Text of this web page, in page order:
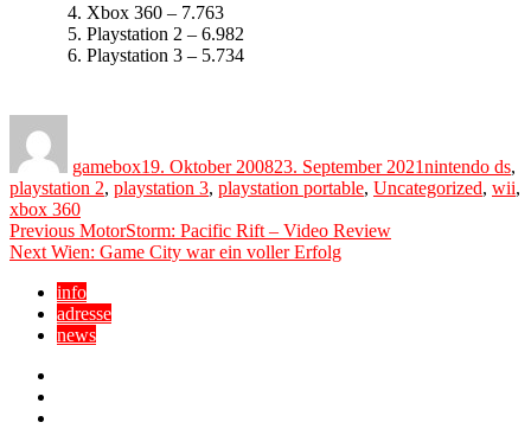
Xbox 360 – 7.763
Playstation 2 – 6.982
Playstation 3 – 5.734
gamebox19. Oktober 200823. September 2021nintendo ds,
playstation 2, playstation 3, playstation portable, Uncategorized, wii,
xbox 360
Beitragsnavigation
Previous Previous
post:
MotorStorm: Pacific Rift – Video Review
Next Next
Wien: Game City war ein voller Erfolg
info
adresse
news